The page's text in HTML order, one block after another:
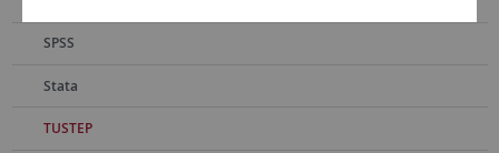
SPSS
Stata
TUSTEP